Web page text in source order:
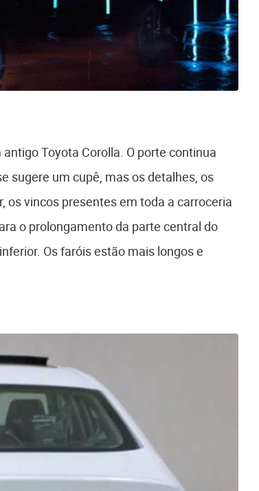
Toyota Corolla. O porte continua
sugere um cupê, mas os detalhes, os
os vincos presentes em toda a carroceria
o prolongamento da parte central do
Os faróis estão mais longos e